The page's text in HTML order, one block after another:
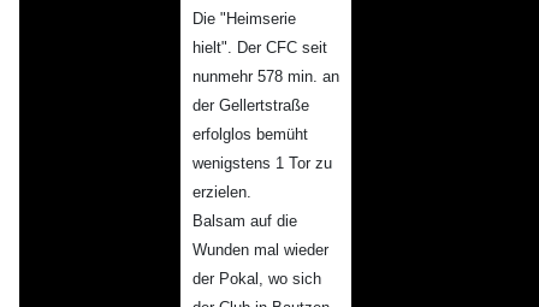
Die "Heimserie
hielt". Der CFC seit
nunmehr 578 min. an
der Gellertstraße
erfolglos bemüht
wenigstens 1 Tor zu
erzielen.
Balsam auf die
Wunden mal wieder
der Pokal, wo sich